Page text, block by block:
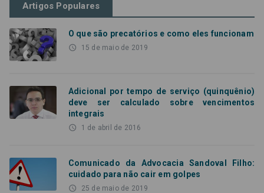
Artigos Populares
O que são precatórios e como eles funcionam
access_time 15 de maio de 2019
Adicional por tempo de serviço (quinquênio)
deve ser calculado sobre vencimentos
integrais
access_time 1 de abril de 2016
Comunicado da Advocacia Sandoval Filho:
cuidado para não cair em golpes
access_time 25 de maio de 2019